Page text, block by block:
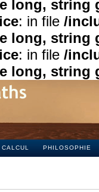
long, string
: in file /
long, string
: in file /
long, string
CALCUL PHILOSOPHIE